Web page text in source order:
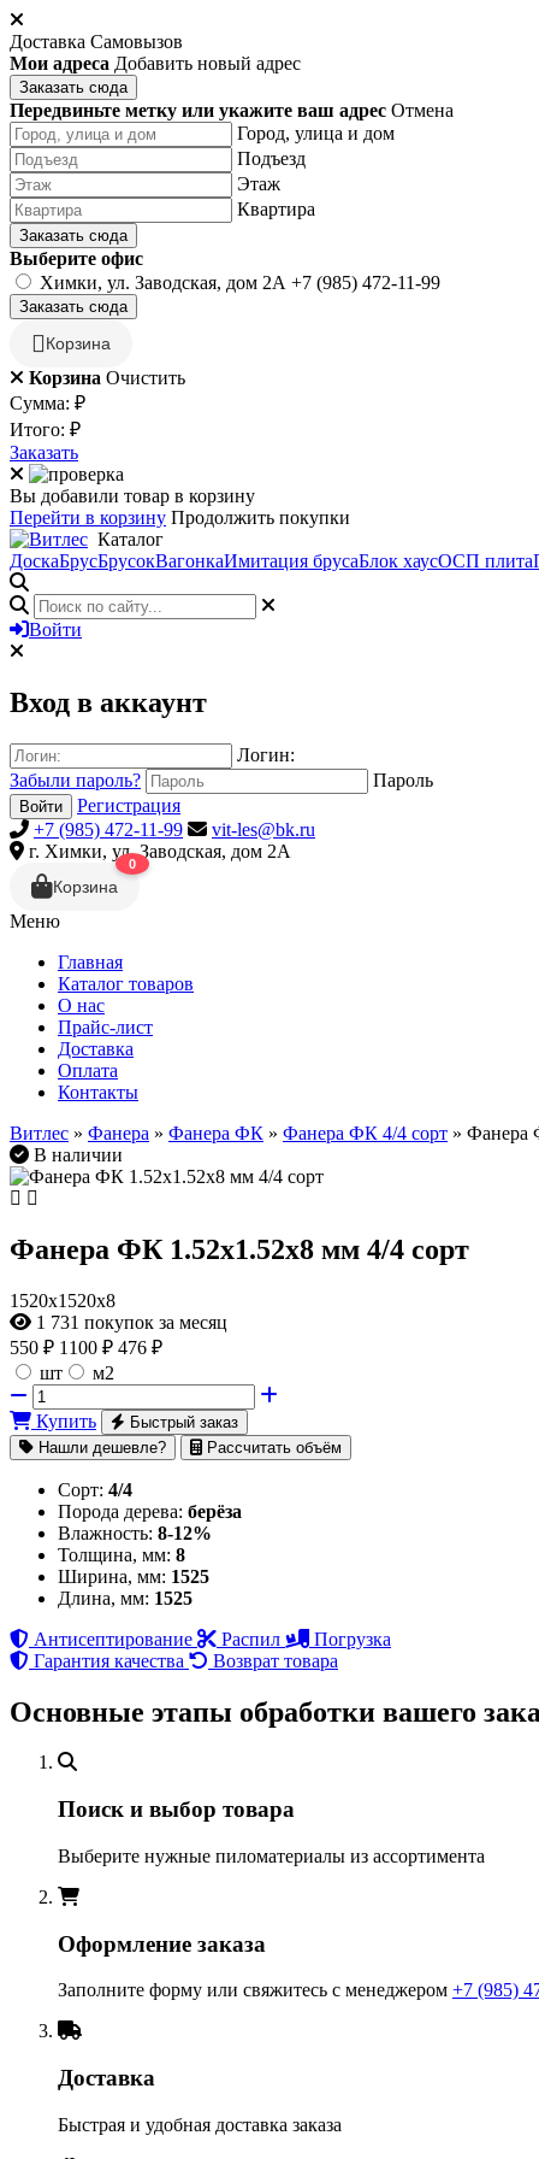
Доставка Самовызов
Мои адреса Добавить новый адрес
Заказать сюда
Передвиньте метку или укажите ваш адрес Отмена
Город, улица и дом
Подъезд
Этаж
Квартира
Заказать сюда
Выберите офис
Химки, ул. Заводская, дом 2А +7 (985) 472-11-99
Заказать сюда
Корзина
Корзина Очистить
Сумма: ₽
Итого: ₽
Заказать
Вы добавили товар в корзину
Перейти в корзину Продолжить покупки
Каталог
ДоскаБрусБрусокВагонкаИмитация брусаБлок хаусОСП плита
Войти
Вход в аккаунт
Логин:
Забыли пароль?
Пароль
Войти
Регистрация
+7 (985) 472-11-99
vit-les@bk.ru
г. Химки, ул. Заводская, дом 2А
Корзина
0
Меню
Главная
Каталог товаров
О нас
Прайс-лист
Доставка
Оплата
Контакты
Витлес » Фанера » Фанера ФК » Фанера ФК 4/4 сорт » Фанера
В наличии
Фанера ФК 1.52х1.52х8 мм 4/4 сорт
1520х1520х8
1 731 покупок за месяц
550 ₽ 1100 ₽ 476 ₽
шт
м2
Купить
Быстрый заказ
Нашли дешевле?
Рассчитать объём
Сорт: 4/4
Порода дерева: берёза
Влажность: 8-12%
Толщина, мм: 8
Ширина, мм: 1525
Длина, мм: 1525
Антисептирование
Распил
Погрузка
Гарантия качества
Возврат товара
Основные этапы обработки вашего
Поиск и выбор товара
Выберите нужные пиломатериалы из ассортимента
Оформление заказа
Заполните форму или свяжитесь с менеджером +7 (985)
Доставка
Быстрая и удобная доставка заказа